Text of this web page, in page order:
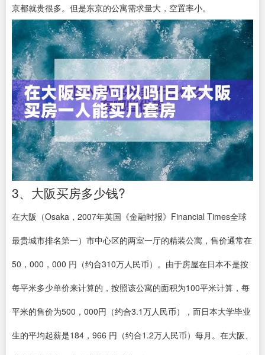
京都就贵很多。但是东京的公寓需求量大，空置率小。
3、大阪买房多少钱?
在大阪（Osaka，2007年英国《金融时报》Financial Times全球
最贵城市排名第一）市中心区的两室一厅的精装公寓，售价通常在
50，000，000 円（约合310万人民币）。由于房屋在日本不是按
每平米多少单价来计算的，按照该公寓的面积为100平米计算，每
平米的售价为500，000円（约合3.1万人民币），而日本大学毕业
生的平均起薪是184，966 円（约合1.2万人民币）每月。在大阪、